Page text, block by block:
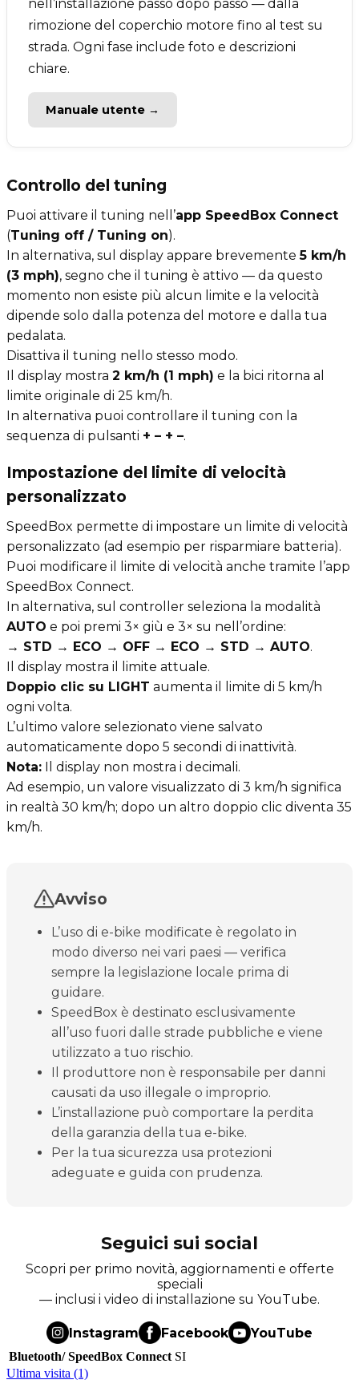
nell’installazione passo dopo passo — dalla
rimozione del coperchio motore fino al test su
strada. Ogni fase include foto e descrizioni
chiare.
Manuale utente →
Controllo del tuning
Puoi attivare il tuning nell’app SpeedBox Connect
(Tuning off / Tuning on).
In alternativa, sul display appare brevemente5 km/h
(3 mph), segno che il tuning è attivo — da questo
momento non esiste più alcun limite e la velocità
dipende solo dalla potenza del motore e dalla tua
pedalata.
Disattiva il tuning nello stesso modo.
Il display mostra 2 km/h (1 mph) e la bici ritorna al
limite originale di 25 km/h.
In alternativa puoi controllare il tuning con la
sequenza di pulsanti + – + –.
Impostazione del limite di velocità
personalizzato
SpeedBox permette di impostare un limite di velocità
personalizzato (ad esempio per risparmiare batteria).
Puoi modificare il limite di velocità anche tramite l’app
SpeedBox Connect.
In alternativa, sul controller seleziona la modalità
AUTO e poi premi 3× giù e 3× su nell’ordine:
→ STD → ECO → OFF → ECO → STD → AUTO.
Il display mostra il limite attuale.
Doppio clic su LIGHT aumenta il limite di 5 km/h
ogni volta.
L’ultimo valore selezionato viene salvato
automaticamente dopo 5 secondi di inattività.
Nota: Il display non mostra i decimali.
Ad esempio, un valore visualizzato di 3 km/h significa
in realtà 30 km/h; dopo un altro doppio clic diventa 35
km/h.
Avviso
L’uso di e-bike modificate è regolato in
modo diverso nei vari paesi — verifica
sempre la legislazione locale prima di
guidare.
SpeedBox è destinato esclusivamente
all’uso fuori dalle strade pubbliche e viene
utilizzato a tuo rischio.
Il produttore non è responsabile per danni
causati da uso illegale o improprio.
L’installazione può comportare la perdita
della garanzia della tua e-bike.
Per la tua sicurezza usa protezioni
adeguate e guida con prudenza.
Seguici sui social
Scopri per primo novità, aggiornamenti e offerte
speciali
— inclusi i video di installazione su YouTube.
Instagram Facebook YouTube
Bluetooth/ SpeedBox Connect SI
Ultima visita (1)